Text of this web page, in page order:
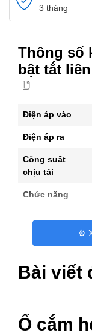
BULL
GND-
số
lượng
3 tháng
Bài viết
Ổ cắm
Thông số
bật tắt
Điện áp vào
Điện áp ra
Công suất
chịu tải
Chức năng
⚙️